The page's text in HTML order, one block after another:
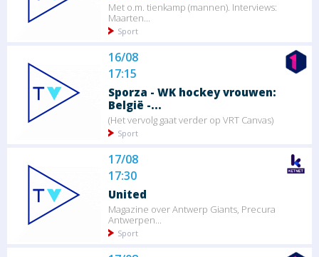
Met o.m. tienkamp (mannen). Interviews:
Maarten...
Sport
16/08
17:15
Sporza - WK hockey vrouwen:
België -...
(Het vervolg gaat verder op VRT Canvas)
Sport
17/08
17:30
United
Magazine over Antwerp Giants, Precura
Antwerpen...
Sport